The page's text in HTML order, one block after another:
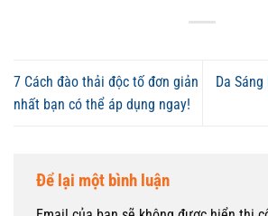
7 Cách đào thải độc tố đơn giản
nhất bạn có thể áp dụng ngay!
Da
Để lại một bình luận